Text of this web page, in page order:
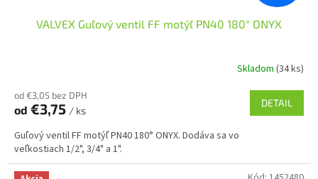
VALVEX Guľový ventil FF motýľ PN40 180° ONYX
Skladom (34 ks)
od €3,05 bez DPH
od €3,75 / ks
DETAIL
Guľový ventil FF motýľ PN40 180° ONYX. Dodáva sa vo
veľkostiach 1/2", 3/4" a 1".